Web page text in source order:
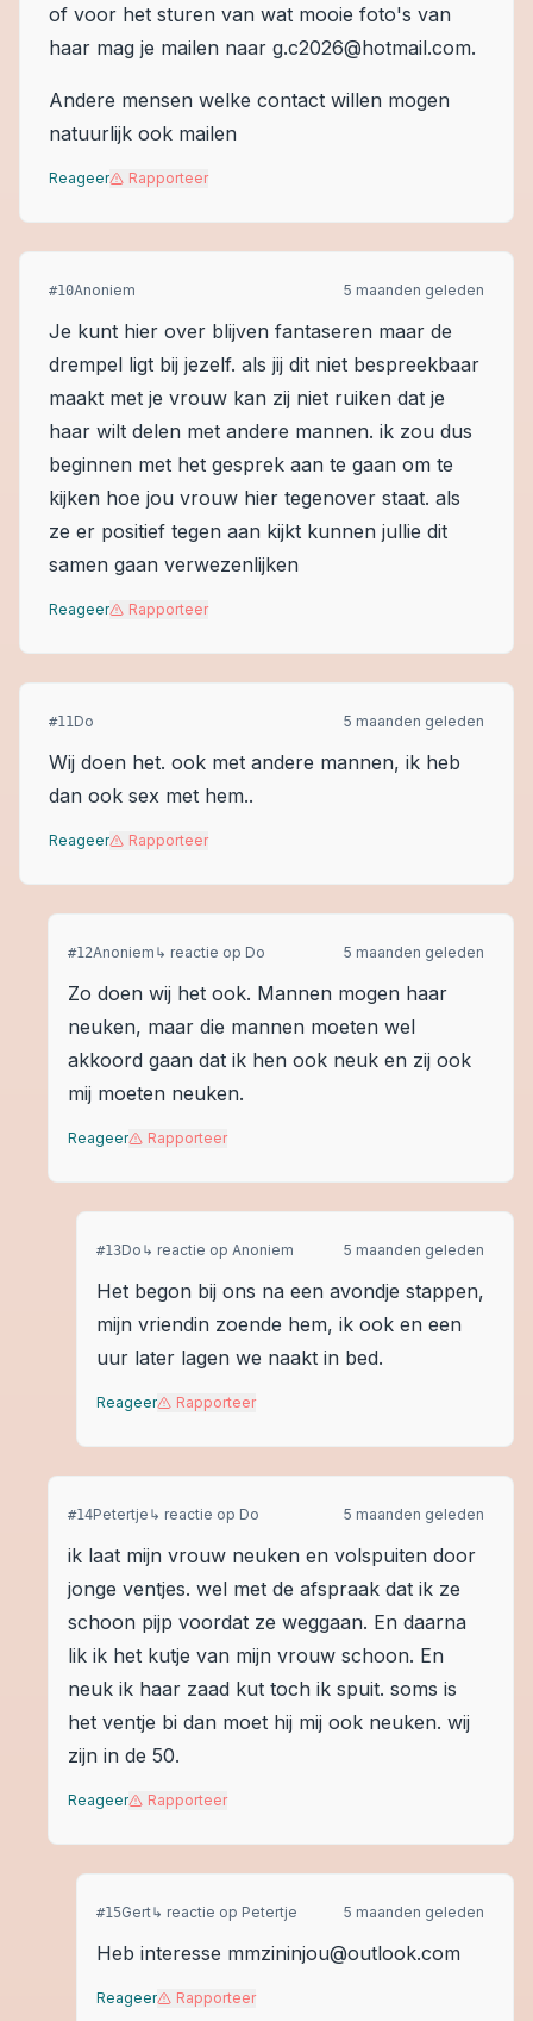
of voor het sturen van wat mooie foto's van
haar mag je mailen naar g.c2026@hotmail.com.
Andere mensen welke contact willen mogen
natuurlijk ook mailen
Reageer Rapporteer
#10Anoniem 5 maanden geleden
Je kunt hier over blijven fantaseren maar de
drempel ligt bij jezelf. als jij dit niet bespreekbaar
maakt met je vrouw kan zij niet ruiken dat je
haar wilt delen met andere mannen. ik zou dus
beginnen met het gesprek aan te gaan om te
kijken hoe jou vrouw hier tegenover staat. als
ze er positief tegen aan kijkt kunnen jullie dit
samen gaan verwezenlijken
Reageer Rapporteer
#11Do 5 maanden geleden
Wij doen het. ook met andere mannen, ik heb
dan ook sex met hem..
Reageer Rapporteer
#12Anoniem ↳ reactie op Do 5 maanden geleden
Zo doen wij het ook. Mannen mogen haar
neuken, maar die mannen moeten wel
akkoord gaan dat ik hen ook neuk en zij ook
mij moeten neuken.
Reageer Rapporteer
#13Do ↳ reactie op Anoniem 5 maanden geleden
Het begon bij ons na een avondje stappen,
mijn vriendin zoende hem, ik ook en een
uur later lagen we naakt in bed.
Reageer Rapporteer
#14Petertje ↳ reactie op Do 5 maanden geleden
ik laat mijn vrouw neuken en volspuiten door
jonge ventjes. wel met de afspraak dat ik ze
schoon pijp voordat ze weggaan. En daarna
lik ik het kutje van mijn vrouw schoon. En
neuk ik haar zaad kut toch ik spuit. soms is
het ventje bi dan moet hij mij ook neuken. wij
zijn in de 50.
Reageer Rapporteer
#15Gert↳ reactie op Petertje 5 maanden geleden
Heb interesse mmzininjou@outlook.com
Reageer Rapporteer